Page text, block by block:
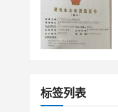
标签列表